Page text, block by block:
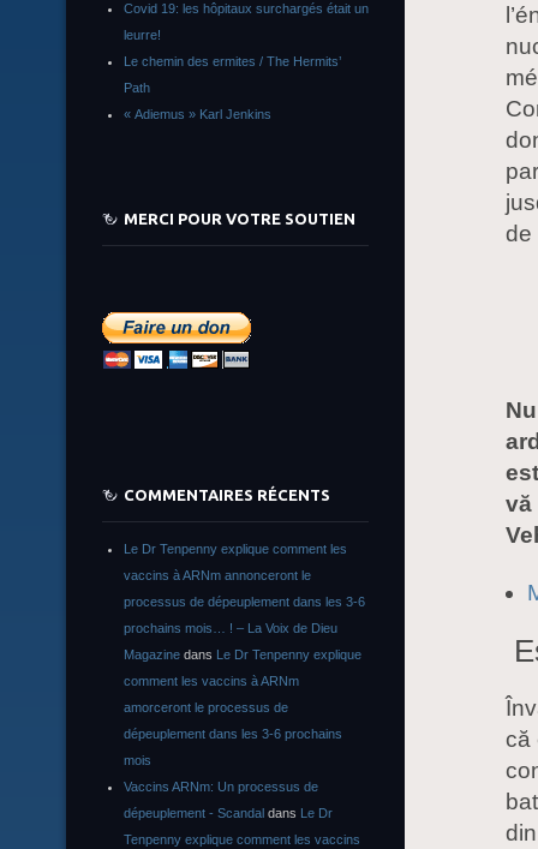
de
vă
că
Covid 19: les hôpitaux surchargés était un
leurre!
Le chemin des ermites / The Hermits’
Path
« Adiemus » Karl Jenkins
MERCI POUR VOTRE SOUTIEN
COMMENTAIRES RÉCENTS
Le Dr Tenpenny explique comment les
vaccins à ARNm annonceront le
processus de dépeuplement dans les 3-6
prochains mois… ! – La Voix de Dieu
Magazine dans Le Dr Tenpenny explique
comment les vaccins à ARNm
amorceront le processus de
dépeuplement dans les 3-6 prochains
mois
Vaccins ARNm: Un processus de
dépeuplement - Scandal dans Le Dr
Tenpenny explique comment les vaccins